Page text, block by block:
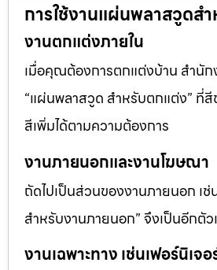
การใช้งานแผ่นพลาสวูดส
งานตกแต่งภายใน
เมื่อคุณต้องการตกแต่งบ้าน สำนัก
“แผ่นพลาสวูด สำหรับตกแต่ง” ที่
สีเพิ่มได้ตามความต้องการ
งานภายนอกและงานโฆษณา
ถัดไปเป็นส่วนของงานภายนอก เ
สำหรับงานภายนอก” จึงเป็นอีกตัว
งานเฉพาะทาง เช่นเฟอร์นิเจ